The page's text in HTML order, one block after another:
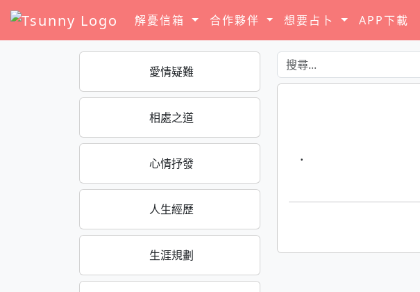
解憂信箱 合作夥伴 想要占卜 APP下載
愛情疑難
相處之道
心情抒發
人生經歷
生涯規劃
·